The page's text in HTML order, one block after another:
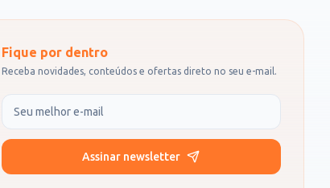
Fique por dentro
Receba novidades, conteúdos e ofertas direto no seu e-mail.
Seu e-mail
Assinar newsletter